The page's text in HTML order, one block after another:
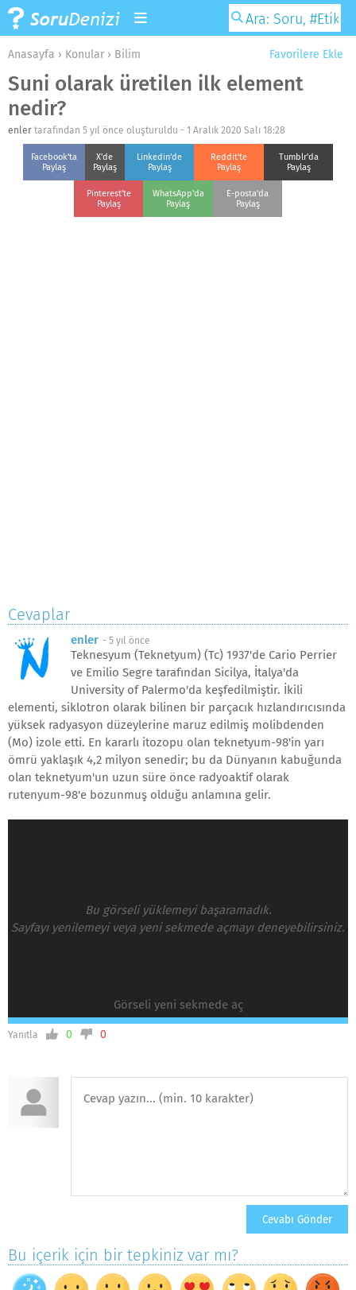
Favorilere Ekle
Anasayfa › Konular › Bilim
Suni olarak üretilen ilk element
nedir?
enler tarafından 5 yıl önce oluşturuldu - 1 Aralık 2020 Salı 18:28
Facebook'ta
Paylaş
X'de
Paylaş
Linkedin'de
Paylaş
Reddit'te
Paylaş
Tumblr'da
Paylaş
Pinterest'te
Paylaş
WhatsApp'da
Paylaş
E-posta'da
Paylaş
Cevaplar
enler - 5 yıl önce
Teknesyum (Teknetyum) (Tc) 1937'de Cario Perrier
ve Emilio Segre tarafından Sicilya, İtalya'da
University of Palermo'da keşfedilmiştir. İkili
elementi, siklotron olarak bilinen bir parçacık hızlandırıcısında
yüksek radyasyon düzeylerine maruz edilmiş molibdenden
(Mo) izole etti. En kararlı itozopu olan teknetyum-98'in yarı
ömrü yaklaşık 4,2 milyon senedir; bu da Dünyanın kabuğunda
olan teknetyum'un uzun süre önce radyoaktif olarak
rutenyum-98'e bozunmuş olduğu anlamına gelir.
Bu görseli yüklemeyi başaramadık.
Sayfayı yenilemeyi veya yeni sekmede açmayı deneyebilirsiniz.
Görseli yeni sekmede aç
Yanıtla 0 0
Bu içerik için bir tepkiniz var mı?